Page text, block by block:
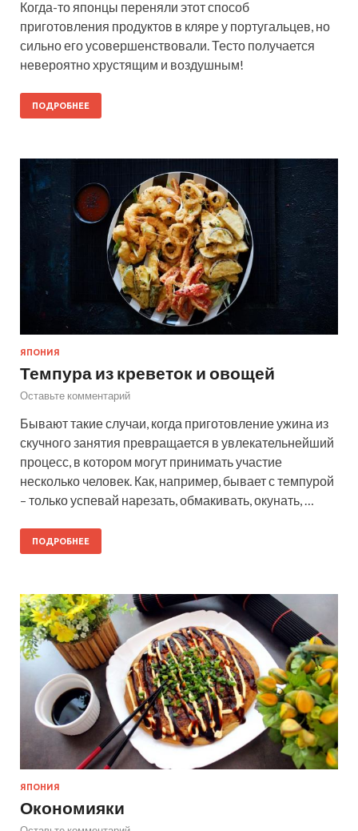
Когда-то японцы переняли этот способ
приготовления продуктов в кляре у португальцев, но
сильно его усовершенствовали. Тесто получается
невероятно хрустящим и воздушным!
ПОДРОБНЕЕ
ЯПОНИЯ
Темпура из креветок и овощей
Оставьте комментарий
Бывают такие случаи, когда приготовление ужина из
скучного занятия превращается в увлекательнейший
процесс, в котором могут принимать участие
несколько человек. Как, например, бывает с темпурой
– только успевай нарезать, обмакивать, окунать, …
ПОДРОБНЕЕ
ЯПОНИЯ
Окономияки